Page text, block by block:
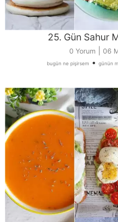
25. Gün Sahur
0 Yorum 06
bugün ne pişirsem • günün